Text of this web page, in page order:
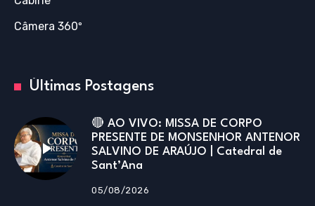
Câmera 360º
Últimas Postagens
🔴 AO VIVO: MISSA DE CORPO
PRESENTE DE MONSENHOR ANTENOR
SALVINO DE ARAÚJO | Catedral de
Sant’Ana
05/08/2026